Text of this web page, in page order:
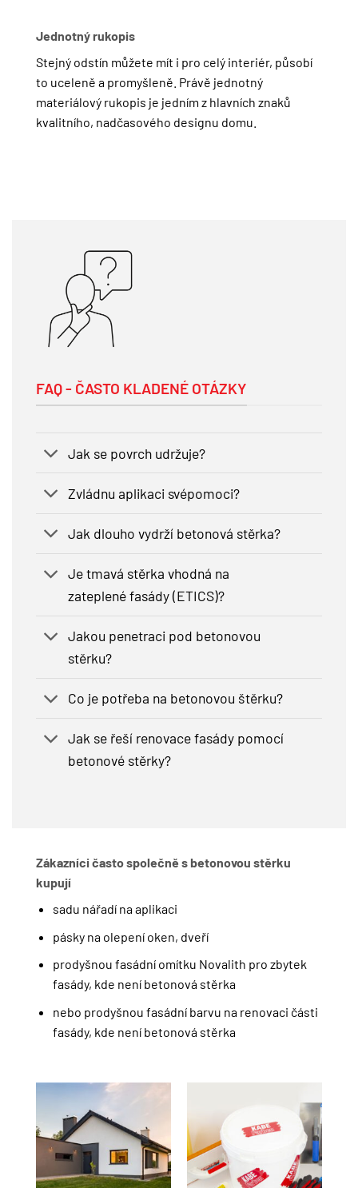
Jednotný rukopis
Stejný odstín můžete mít i pro celý interiér, působí
to uceleně a promyšleně. Právě jednotný
materiálový rukopis je jedním z hlavních znaků
kvalitního, nadčasového designu domu.
FAQ - ČASTO KLADENÉ OTÁZKY
Jak se povrch udržuje?
Zvládnu aplikaci svépomoci?
Jak dlouho vydrží betonová stěrka?
Je tmavá stěrka vhodná na
zateplené fasády (ETICS)?
Jakou penetraci pod betonovou
stěrku?
Co je potřeba na betonovou štěrku?
Jak se řeší renovace fasády pomocí
betonové stěrky?
Zákazníci často společně s betonovou stěrku
kupují
sadu nářadí na aplikaci
pásky na olepení oken, dveří
prodyšnou fasádní omítku Novalith pro zbytek
fasády, kde není betonová stěrka
nebo prodyšnou fasádní barvu na renovaci části
fasády, kde není betonová stěrka